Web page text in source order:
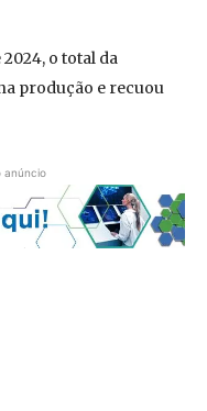
o total da
produção e recuou
anúncio